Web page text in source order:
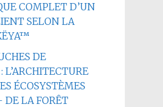
COMPLET D’UN
SELON LA
DE
L’ARCHITECTURE
ÉCOSYSTÈMES
DE LA FORÊT